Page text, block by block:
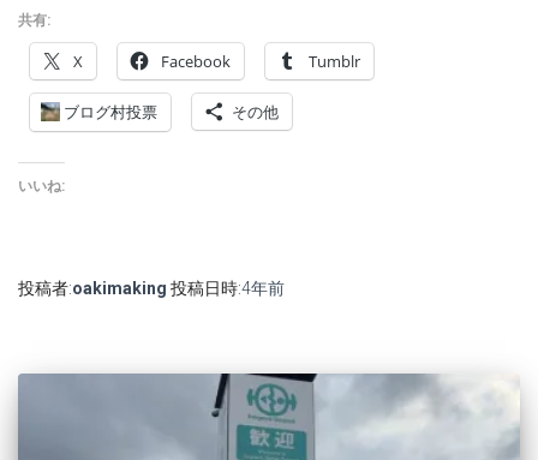
共有:
X Facebook Tumblr
ブログ村投票 その他
いいね:
投稿者:oakimaking 投稿日時:4年前